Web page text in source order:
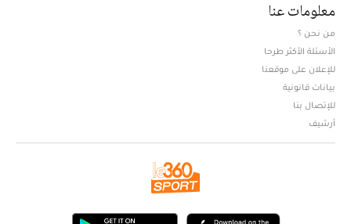
معلومات عنا
من نحن ؟
الأسئلة الأكثر طرحا
للإعلان على موقعنا
بيانات قانونية
للإتصال بنا
أرشيف